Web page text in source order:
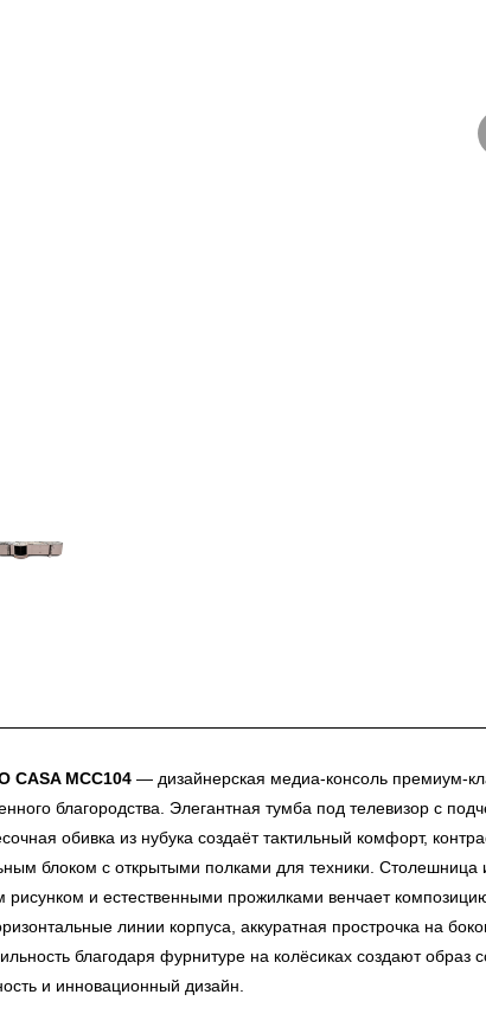
CASA MCC104 — дизайнерская медиа-консоль премиум-
благородства. Элегантная тумба под телевизор с
обивка из нубука создаёт тактильный комфорт,
блоком с открытыми полками для техники. Столешница
и естественными прожилками венчает
линии корпуса, аккуратная прострочка на
благодаря фурнитуре на колёсиках создают образ
и инновационный дизайн.